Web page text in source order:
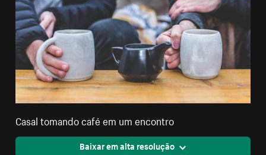
Casal tomando café em um encontro
Baixar em alta resolução